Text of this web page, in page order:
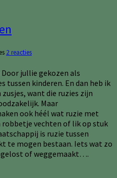
2 reacties
jullie gekozen als
tussen kinderen. En dan heb ik
want die ruzies zijn
Maar
ook héél wat ruzie met
robbetje vechten of lik op stuk
is ruzie tussen
te mogen bestaan. Iets wat zo
of weggemaakt….